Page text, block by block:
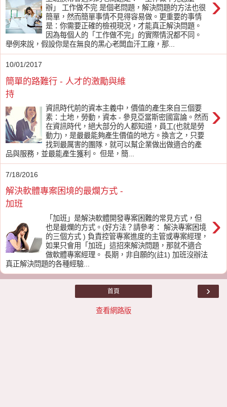
辦」 工作做不完 是個老問題，解決問題的方法也很
簡單，然而簡單事情不見得容易做。更重要的事情
是：你需要正確的檢視現況，才能真正解決問題。
因為每個人的「工作做不完」的實際情況都不同。
舉例來說，假設你是在無良的黑心老闆血汗工廠，那...
10/01/2017
簡單的路難行 - 人才的激勵與維
持
›
資訊時代前的資本主義中，價值的產生來自三個要
素：土地，勞動，資本 - 參見亞當斯密國富論。然而
在資訊時代，絕大部分的人都知道，員工(也就是勞
動力)，是最最能夠產生價值的地方。換言之，只要
找到最厲害的團隊，就可以幫企業做出做適合的產
品與服務，並最能產生獲利。 但是，簡...
7/18/2016
解決軟體專案困境的最爛方式 -
加班
›
「加班」是解決軟體開發專案困難的常見方式，但
也是最爛的方式。(好方法？請參考： 解決專案困境
的三個方式 ) 負責控管專案進度的主管或專案經理，
如果只會用「加班」這招來解決問題，那就不適合
做軟體專案經理。 長期，非自願的(註1) 加班沒辦法
真正解決問題的各種經驗...
›
首頁
查看網路版